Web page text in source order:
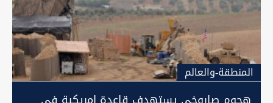
المنطقة-والعالم